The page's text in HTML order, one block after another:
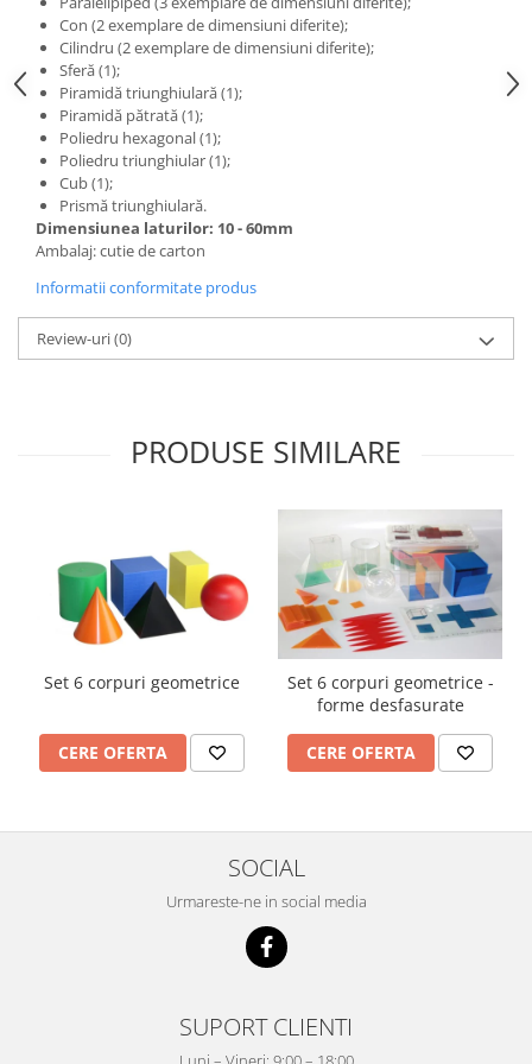
Accesorii
Panouri Afisare
Table magnetice din sticla
Con (2 exemplare de dimensiuni diferite);
Cilindru (2 exemplare de dimensiuni diferite);
Sferă (1);
Piramidă triunghiulară (1);
Piramidă pătrată (1);
Poliedru hexagonal (1);
Poliedru triunghiular (1);
Cub (1);
Prismă triunghiulară.
Dimensiunea laturilor: 10 - 60mm
Ambalaj: cutie de carton
Informatii conformitate produs
Review-uri(0)
PRODUSE SIMILARE
Set 6 corpuri geometrice
CERE OFERTA
Set 6 corpuri geometrice -
forme desfasurate
CERE OFERTA
SOCIAL
Urmareste-ne in social media
SUPORT CLIENTI